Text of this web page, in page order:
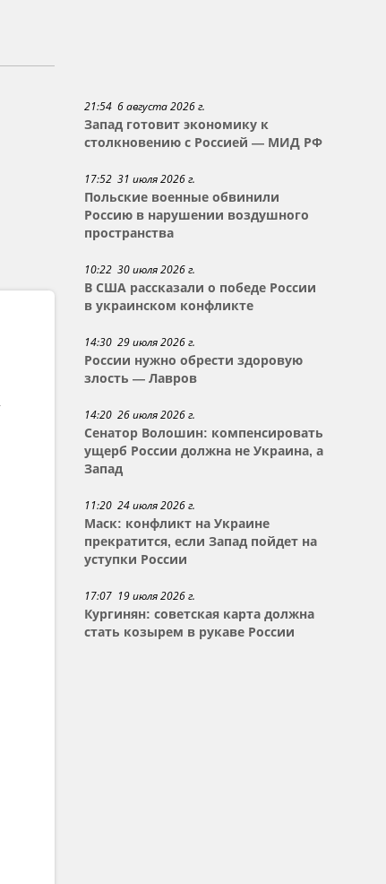
21:54 6 августа 2026 г.
Запад готовит экономику к
столкновению с Россией — МИД РФ
17:52 31 июля 2026 г.
Польские военные обвинили
Россию в нарушении воздушного
пространства
10:22 30 июля 2026 г.
В США рассказали о победе России
в украинском конфликте
14:30 29 июля 2026 г.
России нужно обрести здоровую
злость — Лавров
14:20 26 июля 2026 г.
Сенатор Волошин: компенсировать
ущерб России должна не Украина, а
Запад
11:20 24 июля 2026 г.
Маск: конфликт на Украине
прекратится, если Запад пойдет на
уступки России
17:07 19 июля 2026 г.
Кургинян: советская карта должна
стать козырем в рукаве России